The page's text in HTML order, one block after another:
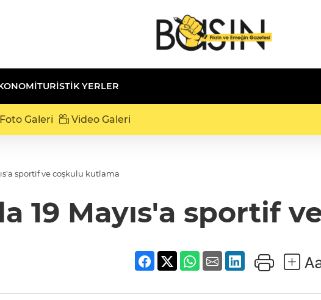
TURISTIK YERLER
Foto Galeri Video Galeri
sportif ve coşkulu kutlama
19 Mayıs'a sportif